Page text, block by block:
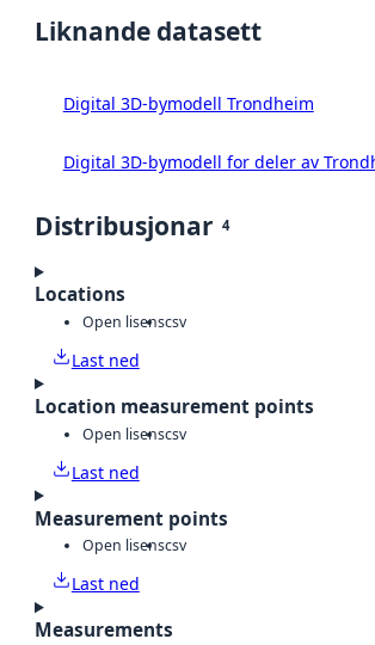
Liknande datasett
Digital 3D-bymodell Trondheim
Digital 3D-bymodell for deler av
Distribusjonar 4
Locations
Open lisenscsv
Last ned
Location measurement points
Open lisenscsv
Last ned
Measurement points
Open lisenscsv
Last ned
Measurements